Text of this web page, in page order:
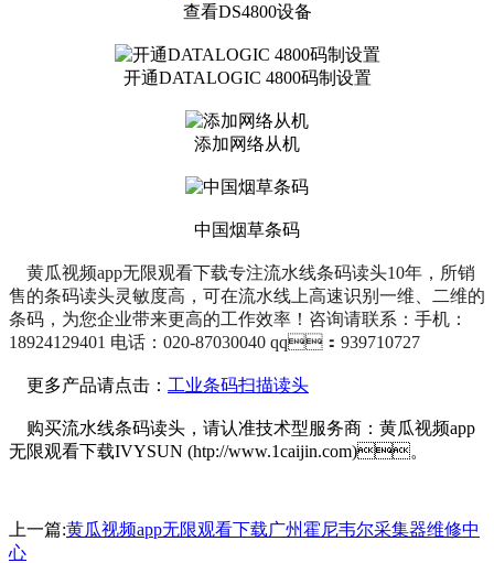
查看DS4800设备
开通DATALOGIC 4800码制设置
添加网络从机
中国烟草条码
黄瓜视频app无限观看下载专注流水线条码读头10年，所销
售的条码读头灵敏度高，可在流水线上高速识别一维、二维的
条码，为您企业带来更高的工作效率！咨询请联系：手机：
18924129401 电话：020-87030040 qq：939710727
更多产品请点击： 工业条码扫描读头
购买流水线条码读头，请认准技术型服务商：黄瓜视频app
无限观看下载IVYSUN (htp://www.1caijin.com)。
上一篇:黄瓜视频app无限观看下载广州霍尼韦尔采集器维修中
心